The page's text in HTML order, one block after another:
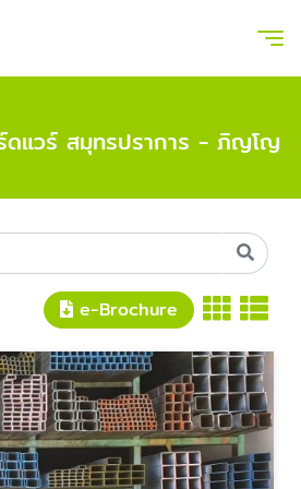
ดแวร์ สมุทรปราการ - ภิญโญ
e-Brochure